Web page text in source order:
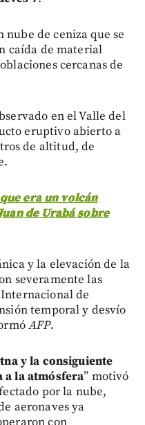
de ceniza que se
caída de material
cercanas de
en el Valle del
eruptivo abierto a
de altitud, de
era un volcán
de Urabá sobre
y la elevación de la
severamente las
de
temporal y desvío
AFP.
y la consiguiente
a la atmósfera” motivó
por la nube,
aeronaves ya